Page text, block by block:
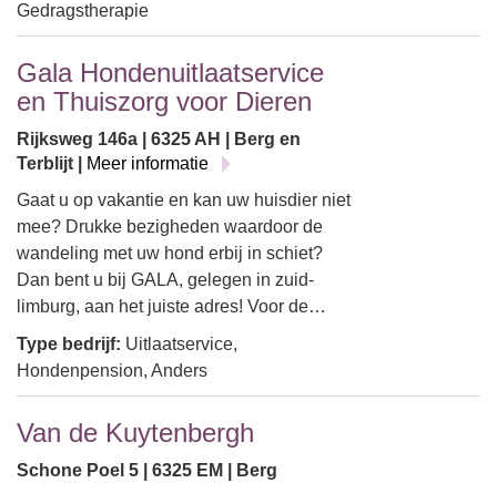
Gedragstherapie
Gala Hondenuitlaatservice
en Thuiszorg voor Dieren
Rijksweg 146a | 6325 AH | Berg en
Terblijt |
Meer informatie
Gaat u op vakantie en kan uw huisdier niet
mee? Drukke bezigheden waardoor de
wandeling met uw hond erbij in schiet?
Dan bent u bij GALA, gelegen in zuid-
limburg, aan het juiste adres! Voor de…
Type bedrijf: Uitlaatservice,
Hondenpension, Anders
Van de Kuytenbergh
Schone Poel 5 | 6325 EM | Berg